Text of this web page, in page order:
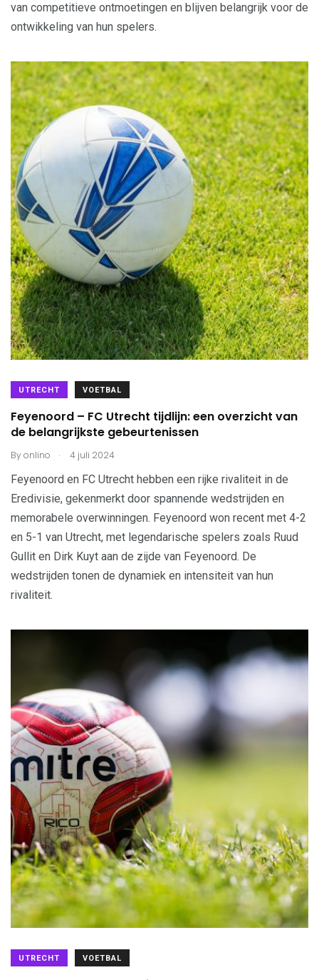
van competitieve ontmoetingen en blijven belangrijk voor de
ontwikkeling van hun spelers.
UTRECHT VOETBAL
Feyenoord – FC Utrecht tijdlijn: een overzicht van
de belangrijkste gebeurtenissen
Byonlino . 4 juli 2024
Feyenoord en FC Utrecht hebben een rijke rivaliteit in de
Eredivisie, gekenmerkt door spannende wedstrijden en
memorabele overwinningen. Feyenoord won recent met 4-2
en 5-1 van Utrecht, met legendarische spelers zoals Ruud
Gullit en Dirk Kuyt aan de zijde van Feyenoord. De
wedstrijden tonen de dynamiek en intensiteit van hun
rivaliteit.
UTRECHT VOETBAL